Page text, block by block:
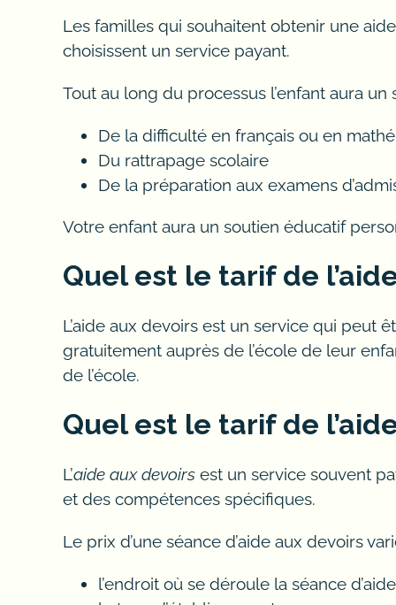
Alloprof est un service d’aide aux devoirs
enseignants en science informatique et
maths il est nécessaire d’avoir une bonne
l’aide aux devoirs peut se faire à domicile
apprentissage et une meilleure
d’informations sur le coaching scolaire
secondaire et collégial permettent aux
un aide complémentaire lors de l’aide aux
enfants en difficultés. L’aide aux devoirs à
difficulté d’ apprentissage obitennent des
difficulté ont souvent le plaisir d’apprendre
antécédents de difficulté peut jouer un
des avantages tutorat de notre académie
aide aux devoirs créer un lien de
enseignante ou faire partie de classes
Les familles qui souhaitent obtenir une
choisissent un service payant.
Tout au long du processus l’enfant aura
De la difficulté en français ou en
Du rattrapage scolaire
De la préparation aux examens
Votre enfant aura un soutien éducatif
Quel est le tarif de
L’aide aux devoirs est un service qui peut
gratuitement auprès de l’école de leur
de l’école.
Quel est le tarif de
L’aide aux devoirsest un service souvent
et des compétences spécifiques.
Le prix d’une séance d’aide aux devoirs
l’endroit où se déroule la séance